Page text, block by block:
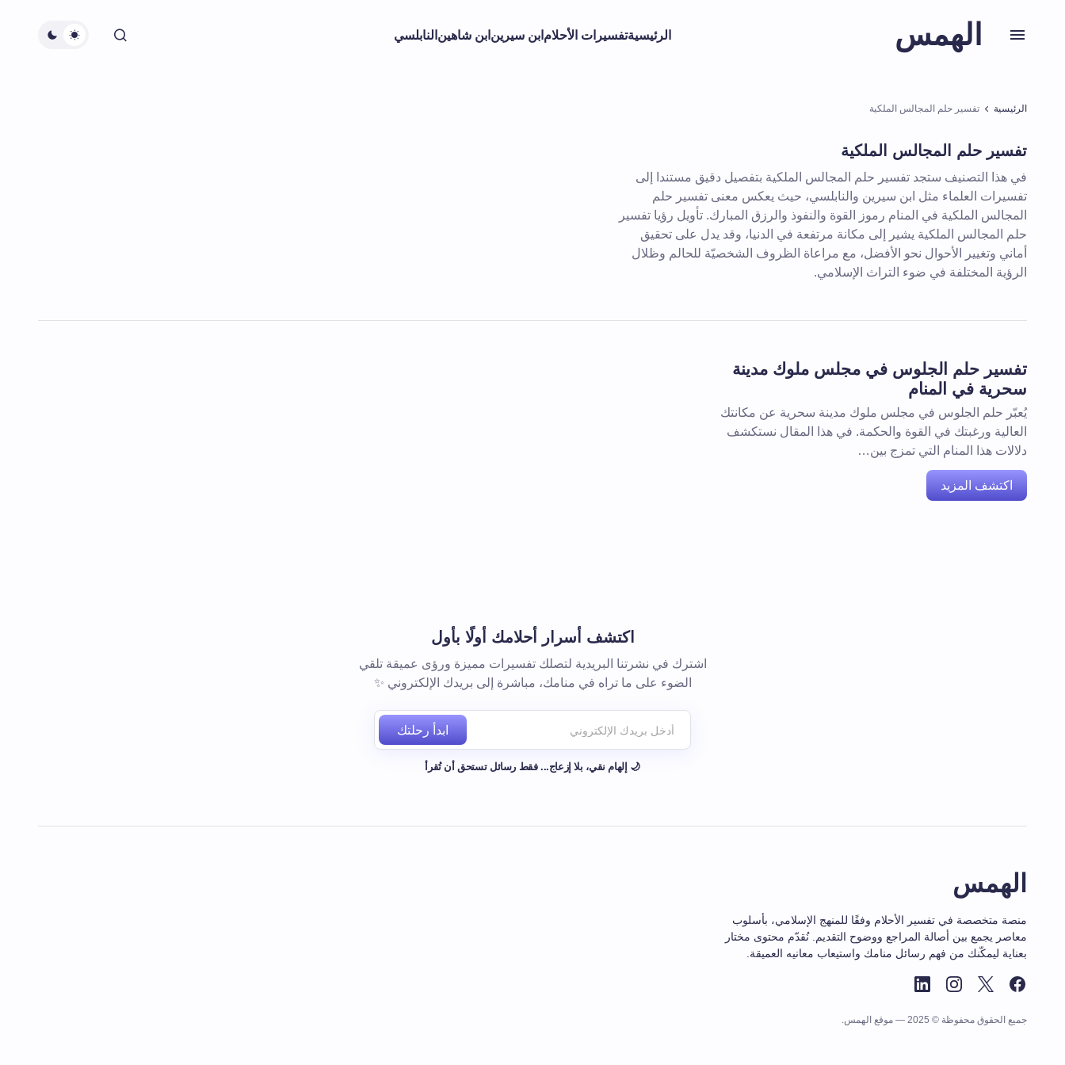
الهمس الرئيسيةتفسيرات الأحلام ابن سيرين ابن شاهين النابلسي
الرئيسية تفسير حلم المجالس الملكية
تفسير حلم المجالس الملكية
في هذا التصنيف ستجد تفسير حلم المجالس الملكية بتفصيل دقيق مستندا إلى
تفسيرات العلماء مثل ابن سيرين والنابلسي، حيث يعكس معنى تفسير حلم
المجالس الملكية في المنام رموز القوة والنفوذ والرزق المبارك. تأويل رؤيا تفسير
حلم المجالس الملكية يشير إلى مكانة مرتفعة في الدنيا، وقد يدل على تحقيق
أماني وتغيير الأحوال نحو الأفضل، مع مراعاة الظروف الشخصيّة للحالم وظلال
الرؤية المختلفة في ضوء التراث الإسلامي.
تفسير حلم الجلوس في مجلس ملوك مدينة
سحرية في المنام
يُعبّر حلم الجلوس في مجلس ملوك مدينة سحرية عن مكانتك
العالية ورغبتك في القوة والحكمة. في هذا المقال نستكشف
دلالات هذا المنام التي تمزج بين…
اكتشف المزيد
اكتشف أسرار أحلامك أولًا بأول
اشترك في نشرتنا البريدية لتصلك تفسيرات مميزة ورؤى عميقة تلقي
الضوء على ما تراه في منامك، مباشرة إلى بريدك الإلكتروني ✨
ابدأ رحلتك
🌙 إلهام نقي، بلا إزعاج... فقط رسائل تستحق أن تُقرأ
الهمس
منصة متخصصة في تفسير الأحلام وفقًا للمنهج الإسلامي، بأسلوب
معاصر يجمع بين أصالة المراجع ووضوح التقديم. نُقدّم محتوى مختار
بعناية ليمكّنك من فهم رسائل منامك واستيعاب معانيه العميقة.
جميع الحقوق محفوظة © 2025 — موقع الهمس.